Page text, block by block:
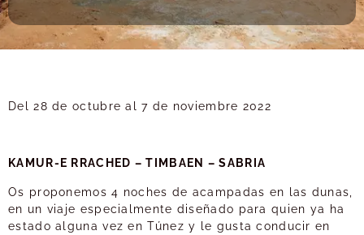
Del 28 de octubre al 7 de noviembre 2022
KAMUR-E RRACHED – TIMBAEN – SABRIA
Os proponemos 4 noches de acampadas en las dunas,
en un viaje especialmente diseñado para quien ya ha
estado alguna vez en Túnez y le gusta conducir en